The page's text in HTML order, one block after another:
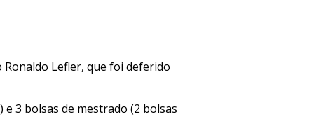
Ronaldo Lefler, que foi deferido
3 bolsas de mestrado (2 bolsas